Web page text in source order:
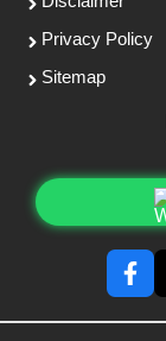
Privacy Policy
Sitemap